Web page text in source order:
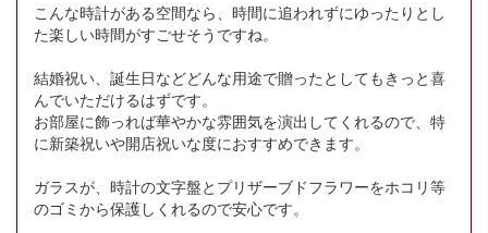
こんな時計がある空間なら、時間に追われずにゆったりとし
た楽しい時間がすごせそうですね。
結婚祝い、誕生日などどんな用途で贈ったとしてもきっと喜
んでいただけるはずです。
お部屋に飾っれば華やかな雰囲気を演出してくれるので、特
に新築祝いや開店祝いな度におすすめできます。
ガラスが、時計の文字盤とプリザーブドフラワーをホコリ等
のゴミから保護しくれるので安心です。